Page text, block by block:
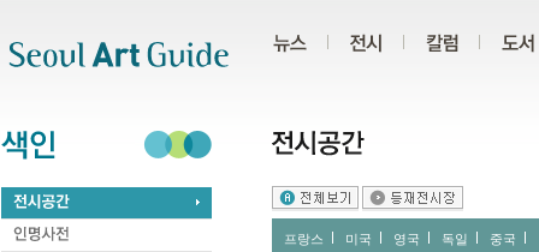
프랑스 미국 영국 독일 중국